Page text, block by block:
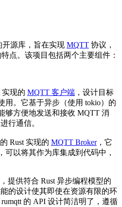
开源库，旨在实现 MQTT 协议，
点。该项目包括两个主要组件：
实现的 MQTT 客户端 ，设计目标
用。它基于异步（使用 tokio）的
够方便地发送和接收 MQTT 消
行通信。
Rust 实现的 MQTT Broker，它
可以将其作为库集成到代码中，
提供符合 Rust 异步编程模型的
的设计使其即使在资源有限的环
的 API 设计简洁明了，遵循